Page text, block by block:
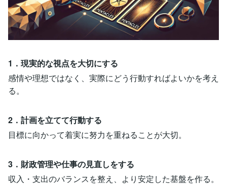
1．現実的な視点を大切にする
感情や理想ではなく、実際にどう行動すればよいかを考え
る。
2．計画を立てて行動する
目標に向かって着実に努力を重ねることが大切。
3．財政管理や仕事の見直しをする
収入・支出のバランスを整え、より安定した基盤を作る。